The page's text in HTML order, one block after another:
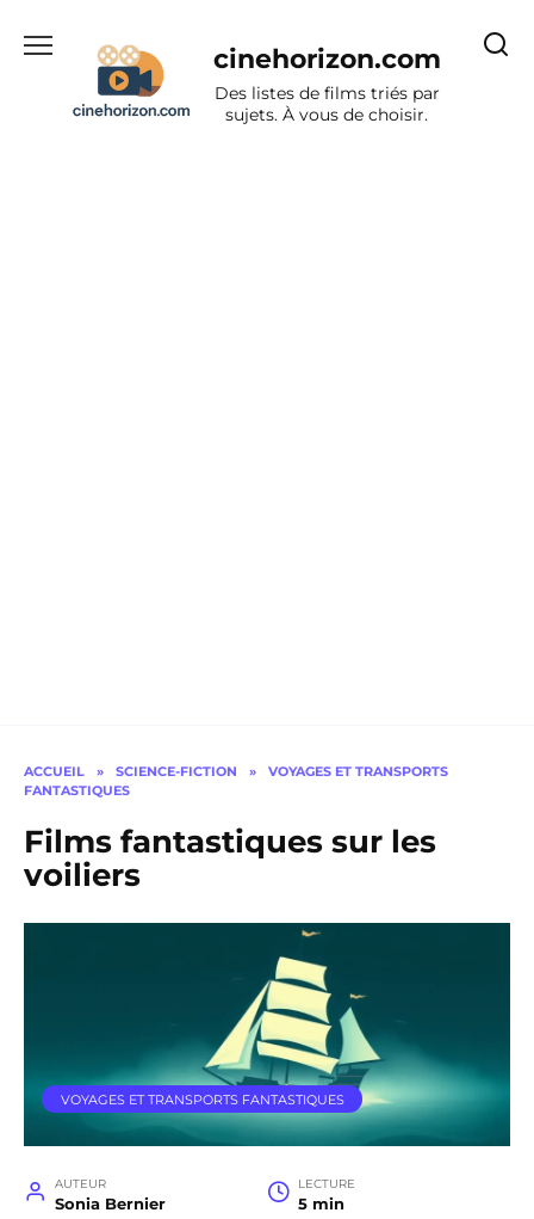
cinehorizon.com
Des listes de films triés par
sujets. À vous de choisir.
ACCUEIL » SCIENCE-FICTION »
VOYAGES ET TRANSPORTS
FANTASTIQUES
Films fantastiques sur les
voiliers
VOYAGES ET TRANSPORTS FANTASTIQUES
AUTEUR
Sonia Bernier
LECTURE
5 min